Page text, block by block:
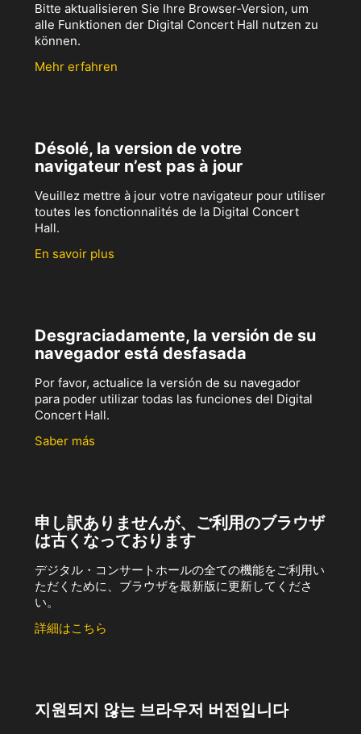
Bitte aktualisieren Sie Ihre Browser-Version, um
alle Funktionen der Digital Concert Hall nutzen zu
können.
Mehr erfahren
Désolé, la version de votre
navigateur n’est pas à jour
Veuillez mettre à jour votre navigateur pour utiliser
toutes les fonctionnalités de la Digital Concert
Hall.
En savoir plus
Desgraciadamente, la versión de su
navegador está desfasada
Por favor, actualice la versión de su navegador
para poder utilizar todas las funciones del Digital
Concert Hall.
Saber más
申し訳ありませんが、ご利用のブラウザ
は古くなっております
デジタル・コンサートホールの全ての機能をご利用い
ただくために、ブラウザを最新版に更新してくださ
い。
詳細はこちら
지원되지 않는 브라우저 버전입니다